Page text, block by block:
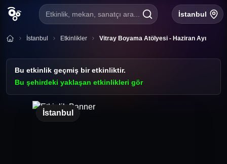
Etkinlik, mekan, sanatçı ara... İstanbul
İstanbul Etkinlikler Vitray Boyama Atölyesi - Haziran Ayı
Bu etkinlik geçmiş bir etkinliktir.
Bu şehirdeki yaklaşan etkinlikleri gör
İstanbul